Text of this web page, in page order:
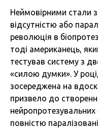
Неймовірними стали
відсутністю або
революція в
тоді американець,
тестував систему з
«силою думки». У
зосереджена на
призвело до
повністю